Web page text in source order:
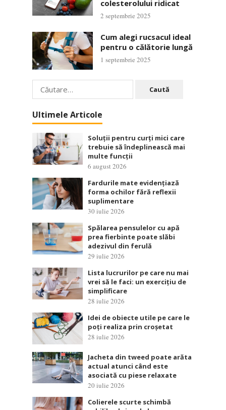
colesterolului ridicat
2 septembrie 2025
Cum alegi rucsacul ideal
pentru o călătorie lungă
1 septembrie 2025
Caută
după:
Ultimele Articole
Soluții pentru curți mici care
trebuie să îndeplinească mai
multe funcții
6 august 2026
Fardurile mate evidențiază
forma ochilor fără reflexii
suplimentare
30 iulie 2026
Spălarea pensulelor cu apă
prea fierbinte poate slăbi
adezivul din ferulă
29 iulie 2026
Lista lucrurilor pe care nu mai
vrei să le faci: un exercițiu de
simplificare
28 iulie 2026
Idei de obiecte utile pe care le
poți realiza prin croșetat
28 iulie 2026
Jacheta din tweed poate arăta
actual atunci când este
asociată cu piese relaxate
20 iulie 2026
Colierele scurte schimbă